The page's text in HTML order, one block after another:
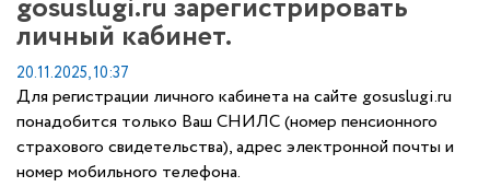
личный кабинет.
20.11.2025, 10:37
Для регистрации личного кабинета на сайте gosuslugi.ru
понадобится только Ваш СНИЛС (номер пенсионного
страхового свидетельства), адрес электронной почты и
номер мобильного телефона.